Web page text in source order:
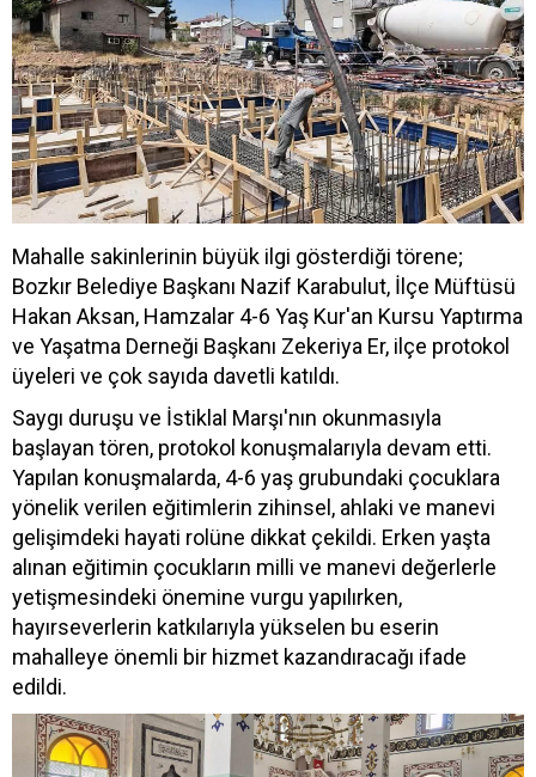
Mahalle sakinlerinin büyük ilgi gösterdiği törene;
Bozkır Belediye Başkanı Nazif Karabulut, İlçe Müftüsü
Hakan Aksan, Hamzalar 4-6 Yaş Kur'an Kursu Yaptırma
ve Yaşatma Derneği Başkanı Zekeriya Er, ilçe protokol
üyeleri ve çok sayıda davetli katıldı.
Saygı duruşu ve İstiklal Marşı'nın okunmasıyla
başlayan tören, protokol konuşmalarıyla devam etti.
Yapılan konuşmalarda, 4-6 yaş grubundaki çocuklara
yönelik verilen eğitimlerin zihinsel, ahlaki ve manevi
gelişimdeki hayati rolüne dikkat çekildi. Erken yaşta
alınan eğitimin çocukların milli ve manevi değerlerle
yetişmesindeki önemine vurgu yapılırken,
hayırseverlerin katkılarıyla yükselen bu eserin
mahalleye önemli bir hizmet kazandıracağı ifade
edildi.